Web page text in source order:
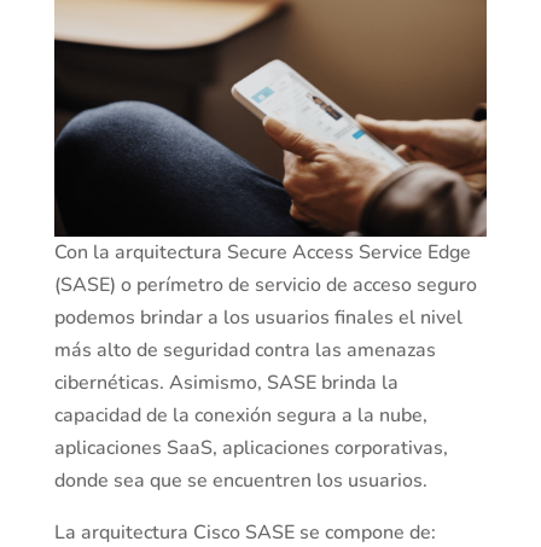
Con la arquitectura Secure Access Service Edge
(SASE) o perímetro de servicio de acceso seguro
podemos brindar a los usuarios finales el nivel
más alto de seguridad contra las amenazas
cibernéticas. Asimismo, SASE brinda la
capacidad de la conexión segura a la nube,
aplicaciones SaaS, aplicaciones corporativas,
donde sea que se encuentren los usuarios.
La arquitectura Cisco SASE se compone de: